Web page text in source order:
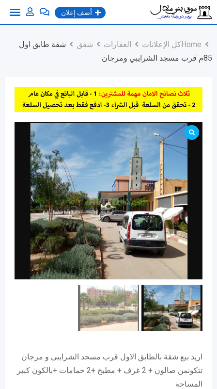
Skip
to
أضف إعلان
Homeكل الإعلانات العقارات شقق
شقة طابق اول
85م قرب مسجد الشرايبي ومرجان
اريد بيع شقة بالطابق الاول قرب مسجد الشرايبي و مرجان
تتكونمن صالون + 2 غرف + مطبخ +2 حمامات +بالكون كبير
المساحة